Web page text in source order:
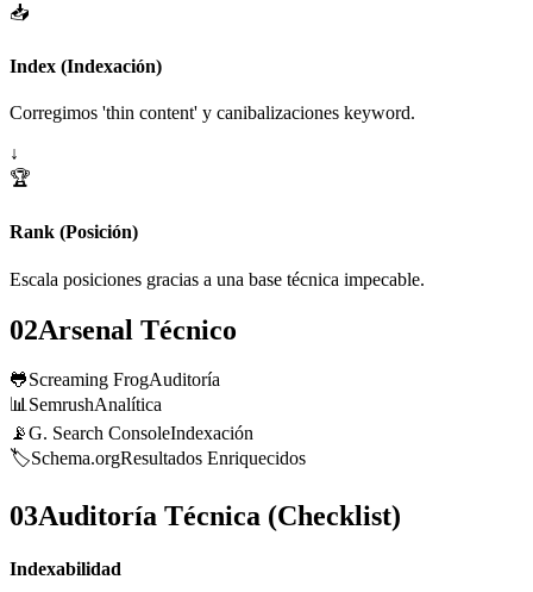
📥
Index (Indexación)
Corregimos 'thin content' y canibalizaciones keyword.
↓
🏆
Rank (Posición)
Escala posiciones gracias a una base técnica impecable.
02Arsenal Técnico
🐸Screaming FrogAuditoría
📊SemrushAnalítica
📡G. Search ConsoleIndexación
🏷️Schema.orgResultados Enriquecidos
03Auditoría Técnica (Checklist)
Indexabilidad